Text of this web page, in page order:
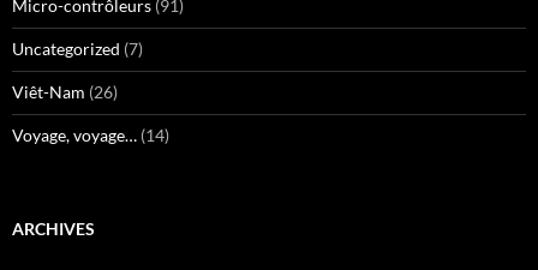
Micro-contrôleurs (91)
Uncategorized (7)
Viêt-Nam (26)
Voyage, voyage… (14)
ARCHIVES